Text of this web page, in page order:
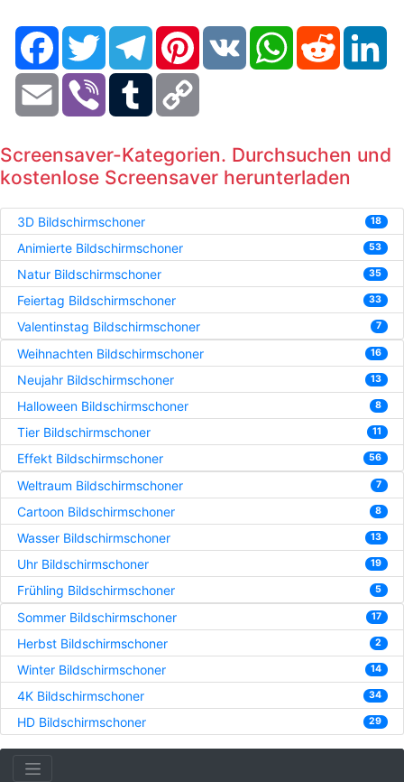
FacebookTwitter TelegramPinterestVK WhatsAppReddit
Email Viber Tumblr
Screensaver-Kategorien. Durchsuchen und
kostenlose Screensaver herunterladen
3D Bildschirmschoner 18
Animierte Bildschirmschoner 53
Natur Bildschirmschoner 35
Feiertag Bildschirmschoner 33
Valentinstag Bildschirmschoner 7
Weihnachten Bildschirmschoner 16
Neujahr Bildschirmschoner 13
Halloween Bildschirmschoner 8
Tier Bildschirmschoner 11
Effekt Bildschirmschoner 56
Weltraum Bildschirmschoner 7
Cartoon Bildschirmschoner 8
Wasser Bildschirmschoner 13
Uhr Bildschirmschoner 19
Frühling Bildschirmschoner 5
Sommer Bildschirmschoner 17
Herbst Bildschirmschoner 2
Winter Bildschirmschoner 14
4K Bildschirmschoner 34
HD Bildschirmschoner 29